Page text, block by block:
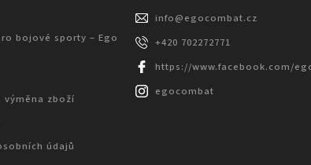
bojové sporty – Ego
výměna zboží
údajů
info@egocombat.cz
+420 702272771
https://www.facebook.com/
egocombat